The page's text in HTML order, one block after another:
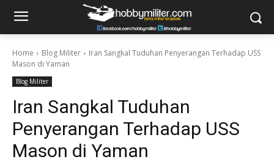
Home Blog Militer
Iran Sangkal Tuduhan Penyerangan Terhadap USS
Mason di Yaman
Blog Militer
Iran Sangkal Tuduhan
Penyerangan Terhadap USS
Mason di Yaman